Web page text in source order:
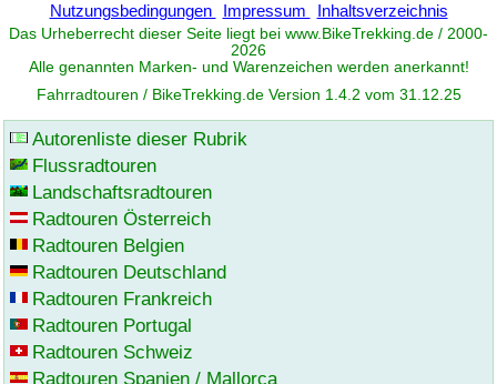
Nutzungsbedingungen
Impressum Inhaltsverzeichnis
Das Urheberrecht dieser Seite liegt bei www. BikeTrekking.de / 2000-
2026
Alle genannten Marken- und Warenzeichen werden anerkannt!
Fahrradtouren / BikeTrekking.de Version 1.4.2 vom 31.12.25
Autorenliste dieser Rubrik
Flussradtouren
Landschaftsradtouren
Radtouren Österreich
Radtouren Belgien
Radtouren Deutschland
Radtouren Frankreich
Radtouren Portugal
Radtouren Schweiz
Radtouren Spanien / Mallorca